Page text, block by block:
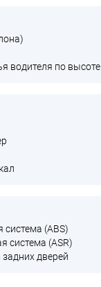
водителя по высоте
(ABS)
система (ASR)
дверей